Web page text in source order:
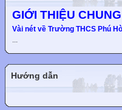
GIỚI THIỆU CHUNG
Vài nét về Trường THCS Phú
...
Hướng dẫn